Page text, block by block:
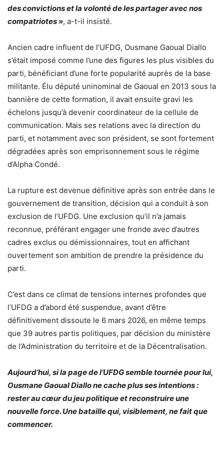
des convictions et la volonté de les partager avec nos
compatriotes », a-t-il insisté.
Ancien cadre influent de l’UFDG, Ousmane Gaoual Diallo
s’était imposé comme l’une des figures les plus visibles du
parti, bénéficiant d’une forte popularité auprès de la base
militante. Élu député uninominal de Gaoual en 2013 sous la
bannière de cette formation, il avait ensuite gravi les
échelons jusqu’à devenir coordinateur de la cellule de
communication. Mais ses relations avec la direction du
parti, et notamment avec son président, se sont fortement
dégradées après son emprisonnement sous le régime
d’Alpha Condé.
La rupture est devenue définitive après son entrée dans le
gouvernement de transition, décision qui a conduit à son
exclusion de l’UFDG. Une exclusion qu’il n’a jamais
reconnue, préférant engager une fronde avec d’autres
cadres exclus ou démissionnaires, tout en affichant
ouvertement son ambition de prendre la présidence du
parti.
C’est dans ce climat de tensions internes profondes que
l’UFDG a d’abord été suspendue, avant d’être
définitivement dissoute le 6 mars 2026, en même temps
que 39 autres partis politiques, par décision du ministère
de l’Administration du territoire et de la Décentralisation.
Aujourd’hui, si la page de l’UFDG semble tournée pour lui,
Ousmane Gaoual Diallo ne cache plus ses intentions :
rester au cœur du jeu politique et reconstruire une
nouvelle force. Une bataille qui, visiblement, ne fait que
commencer.